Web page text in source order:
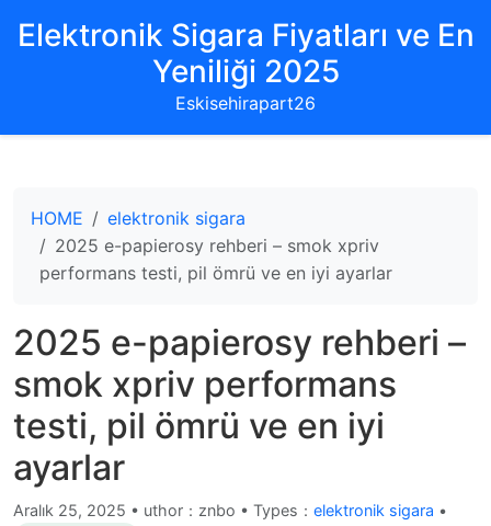
Elektronik Sigara Fiyatları ve En
Yeniliği 2025
Eskisehirapart26
HOME
elektronik sigara
2025 e-papierosy rehberi – smok xpriv
performans testi, pil ömrü ve en iyi ayarlar
2025 e-papierosy rehberi –
smok xpriv performans
testi, pil ömrü ve en iyi
ayarlar
Aralık 25, 2025 • uthor：znbo • Types： elektronik sigara •